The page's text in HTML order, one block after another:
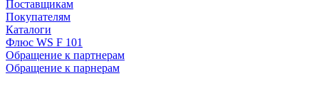
Поставщикам
Покупателям
Каталоги
Флюс WS F 101
Обращение к партнерам
Обращение к парнерам